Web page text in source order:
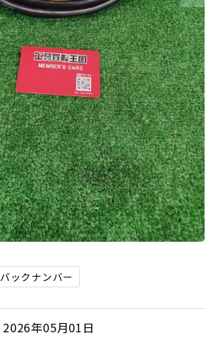
バックナンバー
2026年05月01日